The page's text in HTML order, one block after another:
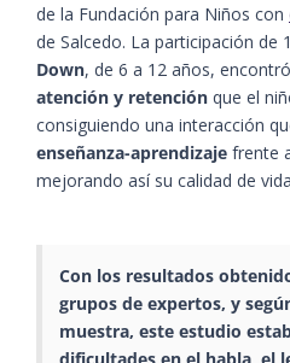
de la Fundación para Niños con
de Salcedo. La participación de
Down, de 6 a 12 años,
atención y retención que el
consiguiendo una interacción
enseñanza-aprendizaje frente
mejorando así su calidad de
Con los resultados
grupos de expertos, y
muestra, este estudio